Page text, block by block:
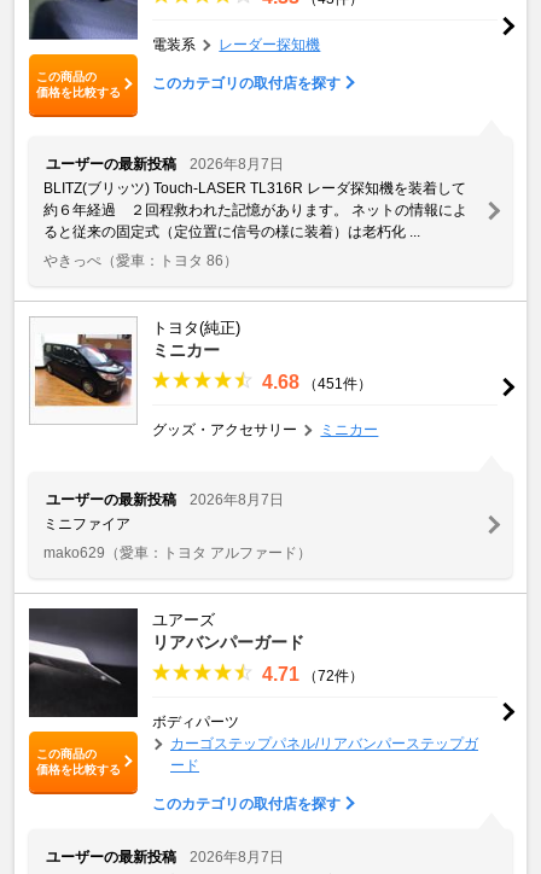
この商品の
価格を比較する
電装系 レーダー探知機
このカテゴリの取付店を探す
ユーザーの最新投稿
2026年8月7日
BLITZ(ブリッツ) Touch-LASER TL316R レーダ探知機を装着して
約６年経過 ２回程救われた記憶があります。 ネットの情報によ
ると従来の固定式（定位置に信号の様に装着）は老朽化 ...
やきっぺ （愛車：トヨタ 86）
トヨタ(純正)
ミニカー
4.68 （451件）
グッズ・アクセサリー ミニカー
ユーザーの最新投稿
2026年8月7日
ミニファイア
mako629 （愛車：トヨタ アルファード）
この商品の
価格を比較する
ユアーズ
リアバンパーガード
4.71 （72件）
ボディパーツ
カーゴステップパネル/リアバンパーステップガ
ード
このカテゴリの取付店を探す
ユーザーの最新投稿
2026年8月7日